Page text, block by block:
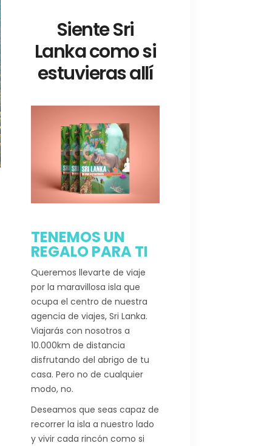
Siente Sri
Lanka como si
estuvieras allí
TENEMOS UN
REGALO PARA TI
Queremos llevarte de viaje
por la maravillosa isla que
ocupa el centro de nuestra
agencia de viajes, Sri Lanka.
Viajarás con nosotros a
10.000km de distancia
disfrutando del abrigo de tu
casa. Pero no de cualquier
modo, no.
Deseamos que seas capaz de
recorrer la isla a nuestro lado
y vivir cada rincón como si